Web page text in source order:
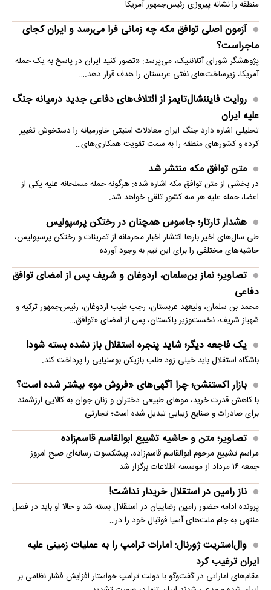
منطقه را نشانه پیروزی رئیس‌جمهور آمریکا…
آزمون اصلی توافق مکه چه زمانی فرا می‌رسد و ایران کجای
ماجراست؟
پژوهشگر شورای آتلانتیک، می‌پرسد: «تصور کنید ایران در پاسخ به یک حمله
آمریکا، زیرساخت‌های نفتی عربستان را هدف قرار دهد.…
روایت فایننشال‌تایمز از ائتلاف‌های دفاعی جدید درمیانه جنگ
علیه ایران
تحلیلی اشاره دارد جنگ ایران معادلات امنیتی خاورمیانه را دستخوش تغییر
کرده و کشورهای منطقه را به سمت تقویت همکاری‌های…
متن توافق مکه منتشر شد
در بخشی از متن توافق مکه اشاره شده: هرگونه حمله مسلحانه علیه یکی از
اعضا، حمله علیه هر سه کشور تلقی خواهد شد.
هشدار تارتار؛ جاسوس همچنان در رختکن پرسپولیس
طی سال‌های اخیر بارها انتشار اخبار محرمانه از تمرینات و رختکن پرسپولیس،
حاشیه‌های مختلفی را برای این تیم به وجود آورده…
تصاویر؛ نماز بن‌سلمان، اردوغان و شریف پس از امضای توافق
دفاعی
محمد بن سلمان، ولیعهد عربستان، رجب طیب اردوغان، رئیس‌جمهور ترکیه و
شهباز شریف، نخست‌وزیر پاکستان، پس از امضای «توافق…
یک فاجعه دیگر؛ شاید پنجره استقلال باز نشده بسته شود!
باشگاه استقلال باید خیلی زود طلب بازیکن بوسنیایی را پرداخت کند.
بازار اکستنشن؛ چرا آگهی‌های «فروش مو» بیشتر شده است؟
با کاهش قدرت خرید، موهای طبیعی دختران و زنان جوان به کالایی ارزشمند
برای صادرات و صنایع زیبایی تبدیل شده است؛ تجارتی…
تصاویر؛ متن و حاشیه تشییع ابوالقاسم قاسم‌زاده
مراسم تشییع مرحوم ابوالقاسم قاسم‌زاده، پیشکسوت رسانه‌ای صبح امروز
جمعه ۱۶ مرداد از موسسه اطلاعات برگزار شد.
ناز رامین در استقلال خریدار نداشت!
پرونده ادامه حضور رامین رضاییان در استقلال بسته شد و حالا او باید در فصل
منتهی به جام ملت‌های آسیا فوتبال خود را در…
وال‌استریت ژورنال: امارات ترامپ را به عملیات زمینی علیه
ایران ترغیب کرد
مقام‌های اماراتی در گفت‌وگو با دولت ترامپ خواستار افزایش فشار نظامی بر